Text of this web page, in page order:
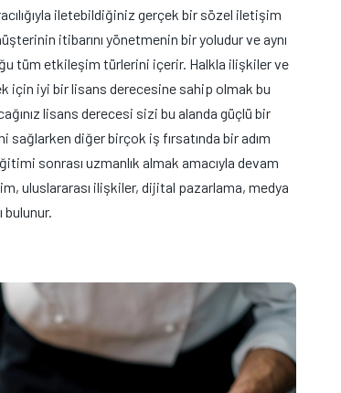
iletebildiğiniz gerçek bir sözel iletişim
itibarını yönetmenin bir yoludur ve aynı
tüm etkileşim türlerini içerir. Halkla ilişkiler ve
için iyi bir lisans derecesine sahip olmak bu
lisans derecesi sizi bu alanda güçlü bir
diğer birçok iş fırsatında bir adım
sonrası uzmanlık almak amacıyla devam
uluslararası ilişkiler, dijital pazarlama, medya
bulunur.